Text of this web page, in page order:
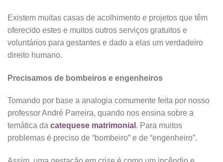
Existem muitas casas de acolhimento e projetos que têm
oferecido estes e muitos outros serviços gratuitos e
voluntários para gestantes e dado a elas um verdadeiro
direito humano.
Precisamos de bombeiros e engenheiros
Tomando por base a analogia comumente feita por nosso
professor André Parreira, quando nos ensina sobre a
temática da catequese matrimonial . Para muitos
problemas é preciso de “bombeiro” e de “engenheiro”.